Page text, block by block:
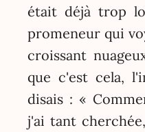
était déjà trop
promeneur qui
croissant
que c'est cela,
disais : «
j'ai tant